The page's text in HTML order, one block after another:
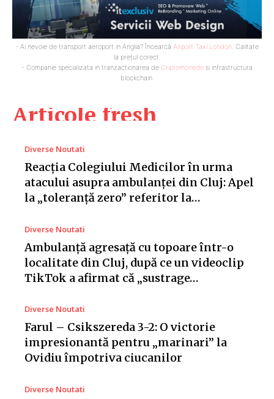
Articole fresh
Diverse Noutati
Reacția Colegiului Medicilor în urma
atacului asupra ambulanței din Cluj: Apel
la „toleranță zero” referitor la…
Diverse Noutati
Ambulanță agresață cu topoare într-o
localitate din Cluj, după ce un videoclip
TikTok a afirmat că „sustrage…
Diverse Noutati
Farul – Csikszereda 3-2: O victorie
impresionantă pentru „marinari” la
Ovidiu împotriva ciucanilor
Diverse Noutati
- Ai nevoie de transport aeroport in Anglia? Încearcă Airport Taxi London. Calitate
la prețul corect.
- Companie specializata in tranzactionarea de Criptomonede si infrastructura
blockchain.